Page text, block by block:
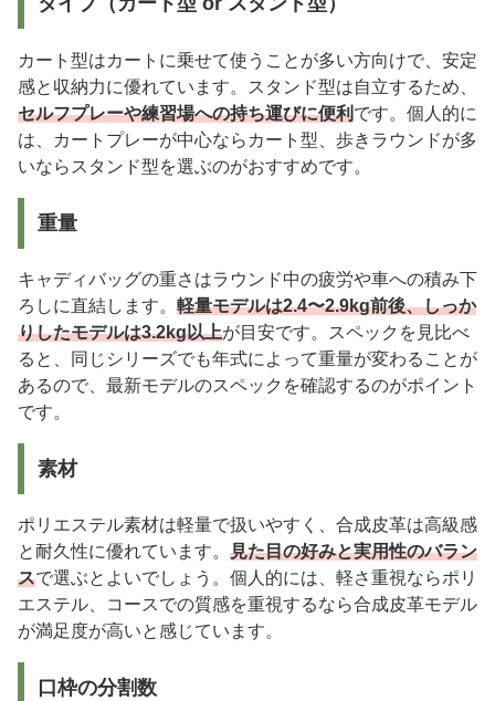
カート型はカートに乗せて使うことが多い方向けで、安定
感と収納力に優れています。スタンド型は自立するため、
セルフプレーや練習場への持ち運びに便利です。個人的に
は、カートプレーが中心ならカート型、歩きラウンドが多
いならスタンド型を選ぶのがおすすめです。
重量
キャディバッグの重さはラウンド中の疲労や車への積み下
ろしに直結します。 軽量モデルは2.4〜2.9kg前後、しっか
りしたモデルは3.2kg以上が目安です。スペックを見比べ
ると、同じシリーズでも年式によって重量が変わることが
あるので、最新モデルのスペックを確認するのがポイント
です。
素材
ポリエステル素材は軽量で扱いやすく、合成皮革は高級感
と耐久性に優れています。 見た目の好みと実用性のバラン
スで選ぶとよいでしょう。個人的には、軽さ重視ならポリ
エステル、コースでの質感を重視するなら合成皮革モデル
が満足度が高いと感じています。
口枠の分割数